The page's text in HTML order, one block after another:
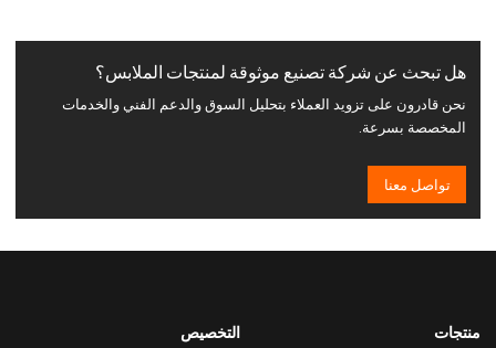
هل تبحث عن شركة تصنيع موثوقة لمنتجات الملابس؟
نحن قادرون على تزويد العملاء بتحليل السوق والدعم الفني والخدمات
المخصصة بسرعة.
تواصل معنا
منتجات التخصيص